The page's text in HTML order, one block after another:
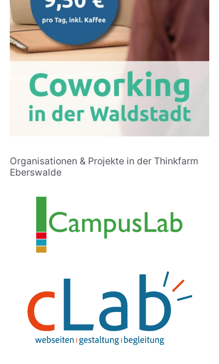
Organisationen & Projekte in der Thinkfarm
Eberswalde